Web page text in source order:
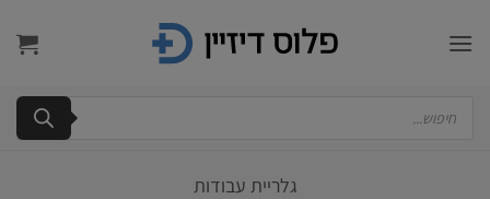
search
גלריית עבודות